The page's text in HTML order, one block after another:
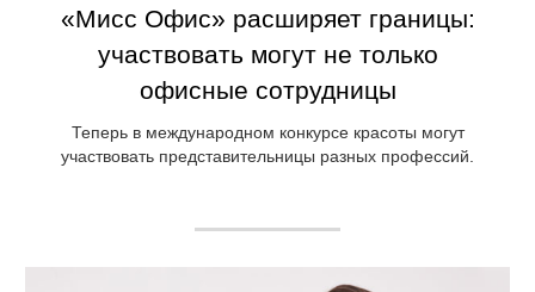
«Мисс Офис» расширяет границы:
участвовать могут не только
офисные сотрудницы
Теперь в международном конкурсе красоты могут
участвовать представительницы разных профессий.